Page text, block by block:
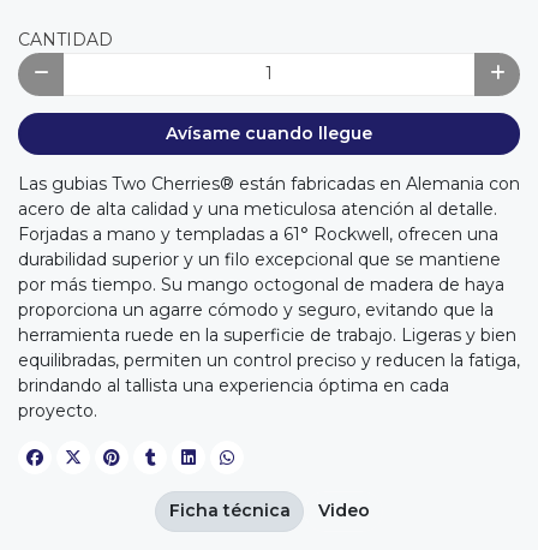
CANTIDAD
Avísame cuando llegue
Las gubias Two Cherries® están fabricadas en Alemania con
acero de alta calidad y una meticulosa atención al detalle.
Forjadas a mano y templadas a 61° Rockwell, ofrecen una
durabilidad superior y un filo excepcional que se mantiene
por más tiempo. Su mango octogonal de madera de haya
proporciona un agarre cómodo y seguro, evitando que la
herramienta ruede en la superficie de trabajo. Ligeras y bien
equilibradas, permiten un control preciso y reducen la fatiga,
brindando al tallista una experiencia óptima en cada
proyecto.
Ficha técnica Video